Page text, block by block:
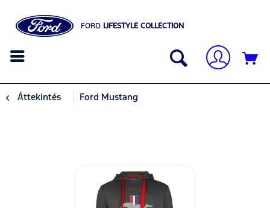
FORD LIFESTYLE COLLECTION
Áttekintés Ford Mustang